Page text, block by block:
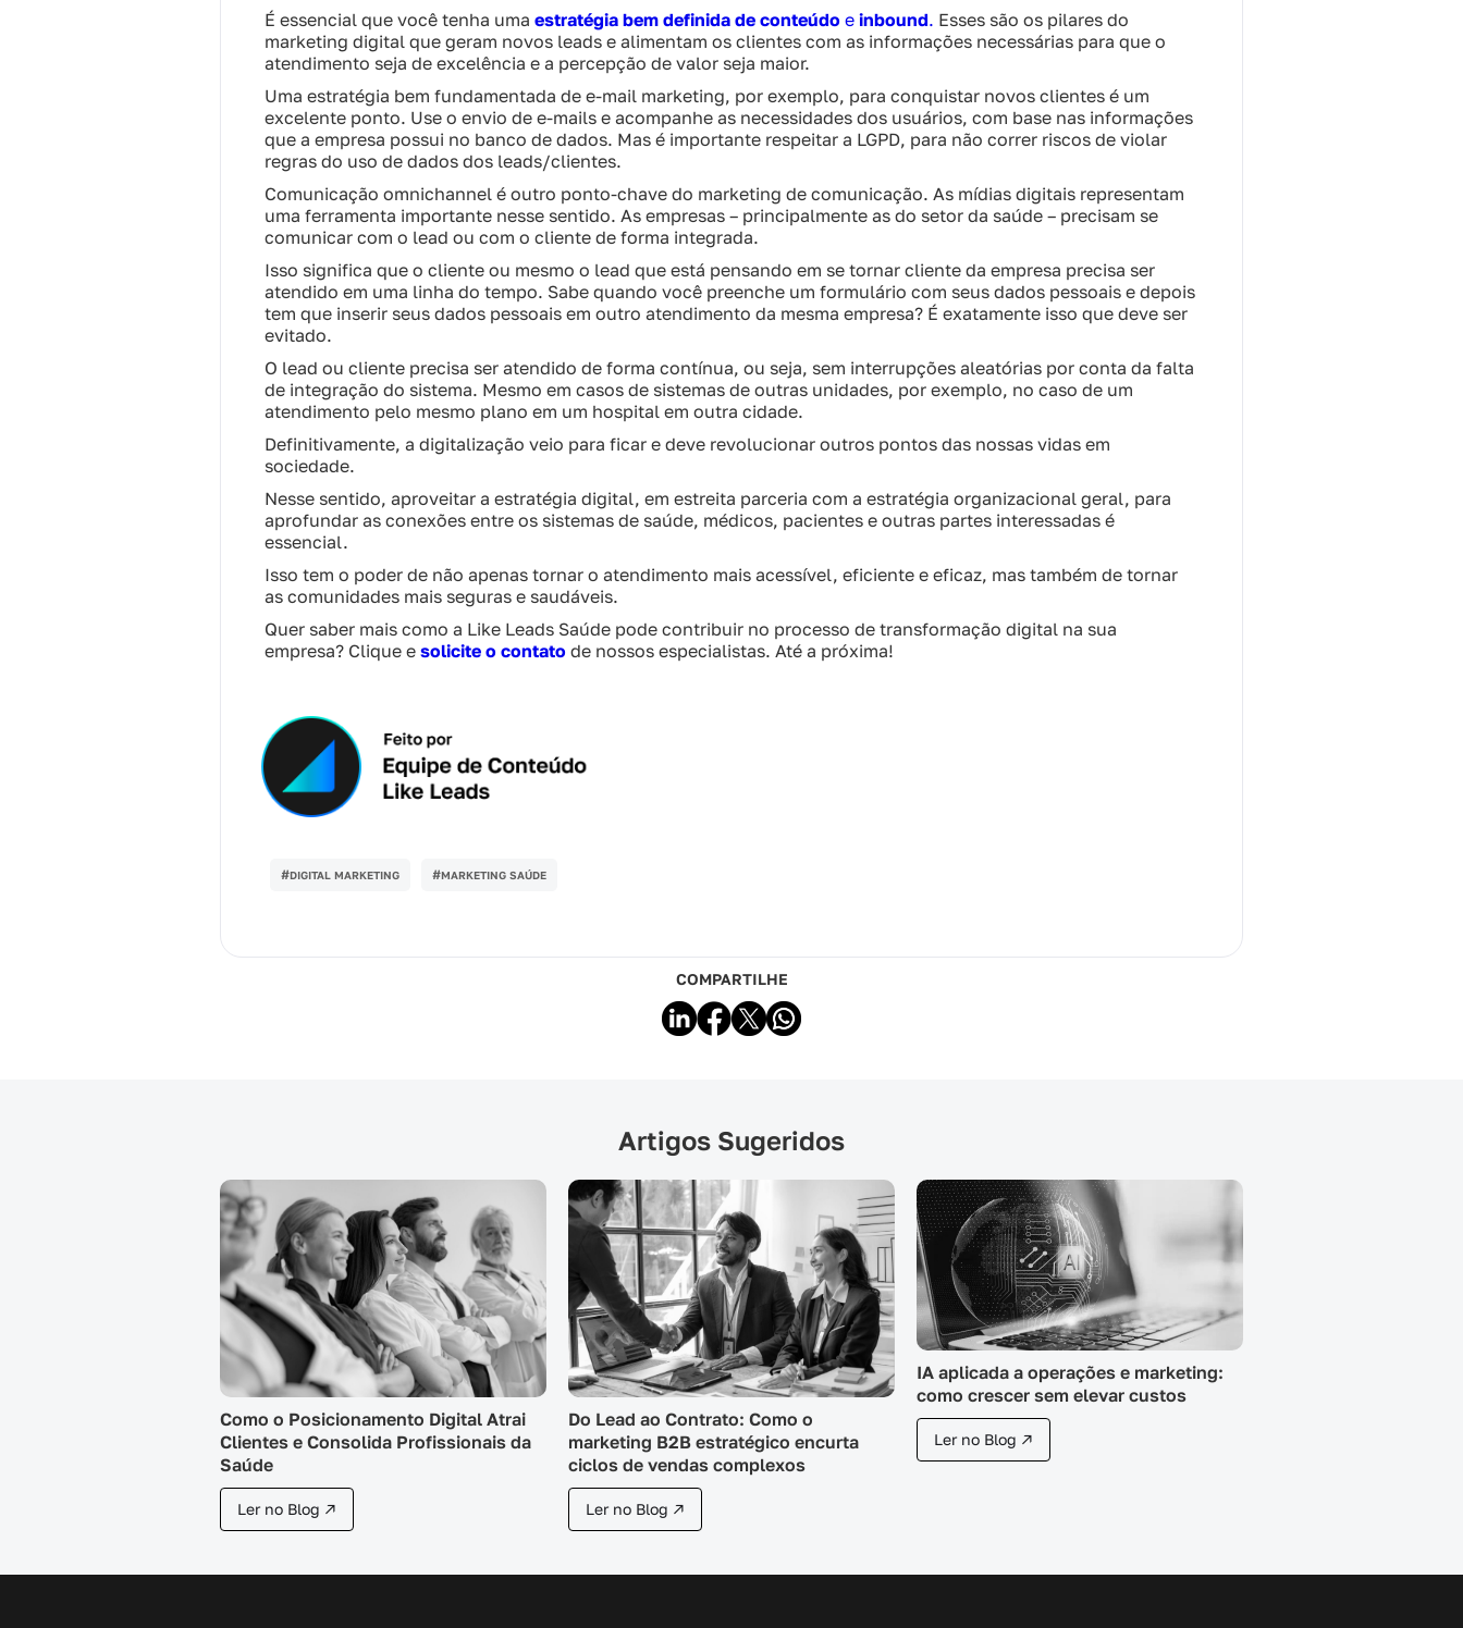
É essencial que você tenha uma estratégia bem definida de conteúdo e inbound. Esses são os pilares do
marketing digital que geram novos leads e alimentam os clientes com as informações necessárias para que o
atendimento seja de excelência e a percepção de valor seja maior.
Uma estratégia bem fundamentada de e-mail marketing, por exemplo, para conquistar novos clientes é um
excelente ponto. Use o envio de e-mails e acompanhe as necessidades dos usuários, com base nas informações
que a empresa possui no banco de dados. Mas é importante respeitar a LGPD, para não correr riscos de violar
regras do uso de dados dos leads/clientes.
Comunicação omnichannel é outro ponto-chave do marketing de comunicação. As mídias digitais representam
uma ferramenta importante nesse sentido. As empresas – principalmente as do setor da saúde – precisam se
comunicar com o lead ou com o cliente de forma integrada.
Isso significa que o cliente ou mesmo o lead que está pensando em se tornar cliente da empresa precisa ser
atendido em uma linha do tempo. Sabe quando você preenche um formulário com seus dados pessoais e depois
tem que inserir seus dados pessoais em outro atendimento da mesma empresa? É exatamente isso que deve ser
evitado.
O lead ou cliente precisa ser atendido de forma contínua, ou seja, sem interrupções aleatórias por conta da falta
de integração do sistema. Mesmo em casos de sistemas de outras unidades, por exemplo, no caso de um
atendimento pelo mesmo plano em um hospital em outra cidade.
Definitivamente, a digitalização veio para ficar e deve revolucionar outros pontos das nossas vidas em
sociedade.
Nesse sentido, aproveitar a estratégia digital, em estreita parceria com a estratégia organizacional geral, para
aprofundar as conexões entre os sistemas de saúde, médicos, pacientes e outras partes interessadas é
essencial.
Isso tem o poder de não apenas tornar o atendimento mais acessível, eficiente e eficaz, mas também de tornar
as comunidades mais seguras e saudáveis.
Quer saber mais como a Like Leads Saúde pode contribuir no processo de transformação digital na sua
empresa? Clique e solicite o contato de nossos especialistas. Até a próxima!
#DIGITAL MARKETING #MARKETING SAÚDE
COMPARTILHE
Artigos Sugeridos
Como o Posicionamento Digital Atrai
Clientes e Consolida Profissionais da
Saúde
Ler no Blog ↗
Do Lead ao Contrato: Como o
marketing B2B estratégico encurta
ciclos de vendas complexos
Ler no Blog ↗
IA aplicada a operações e marketing:
como crescer sem elevar custos
Ler no Blog ↗